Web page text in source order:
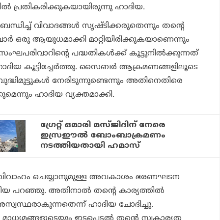
പ്രതികരിക്കുകയായിരുന്നു ഹാദിയ.
വിവാദങ്ങള്‍ സൃഷ്ടിക്കരുതെന്നും തന്റെ
ഒരു ആയുധമാക്കി മാറ്റിയിരിക്കുകയാണെന്നും
സംഘപരിവാറിന്റെ പദ്ധതികള്‍ക്ക് കൂട്ടുനില്‍ക്കുന്നത്
കൂട്ടിച്ചേര്‍ത്തു. സൈബര്‍ ആക്രമണങ്ങളിലൂടെ
നേരിടുന്നുണ്ടെന്നും അതിനെതിരെ
ഹാദിയ വ്യക്തമാക്കി.
ഗ്രേറ്റ് ഒമാരി മസ്ജിദിന് നേരെ
ഇസ്രഈല്‍ ബോംബാക്രമണം
നടത്തിയതായി ഹമാസ്
ചെയ്യാനുമുള്ള അവകാശം ഭരണഘടന
പറഞ്ഞു. അതിനാല്‍ തന്റെ കാര്യത്തില്‍
ഹാദിയ ചോദിച്ചു.